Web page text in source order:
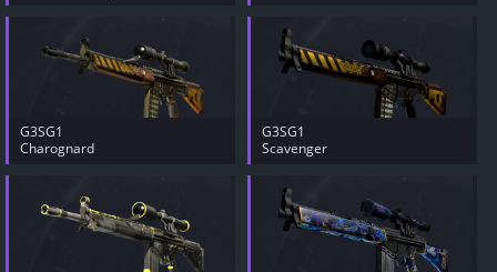
G3SG1
Charognard
G3SG1
Scavenger